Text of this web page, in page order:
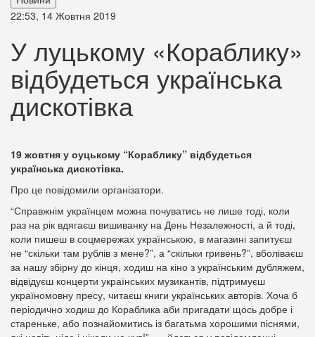
22:53, 14 Жовтня 2019
У луцькому «Кораблику»
відбудеться українська
дискотівка
19 жовтня у оуцькому “Кораблику” відбудеться
українська дискотiвка.
Про це повідомили організатори.
“Справжнім українцем можна почуватись не лише тоді, коли
раз на рік вдягаєш вишиванку на День Незалежності, а й тоді,
коли пишеш в соцмережах українською, в магазині запитуєш
не “скільки там рублів з мене?”, а “скільки гривень?”, вболіваєш
за нашу збірну до кінця, ходиш на кіно з українським дубляжем,
відвідуєш концерти українських музикантів, підтримуєш
україномовну пресу, читаєш книги українських авторів. Хоча б
періодично ходиш до Кораблика аби пригадати щось добре і
стареньке, або познайомитись із багатьма хорошими піснями,